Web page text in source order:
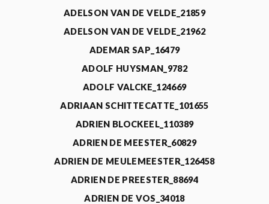
ADELSON VAN DE VELDE_21859
ADELSON VAN DE VELDE_21962
ADEMAR SAP_16479
ADOLF HUYSMAN_9782
ADOLF VALCKE_124669
ADRIAAN SCHITTECATTE_101655
ADRIEN BLOCKEEL_110389
ADRIEN DE MEESTER_60829
ADRIEN DE MEULEMEESTER_126458
ADRIEN DE PREESTER_88694
ADRIEN DE VOS_34018